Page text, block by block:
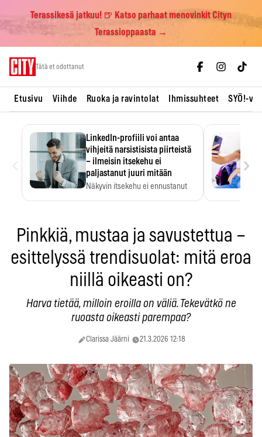
Terassikesä jatkuu! 🍺 Katso parhaat menovinkit Cityn
Terassioppaasta →
Tätä et odottanut
Etusivu Viihde Ruoka ja ravintolat Ihmissuhteet SYÖ!-
LinkedIn-profiili voi antaa
vihjeitä narsistisista piirteistä
– ilmeisin itsekehu ei
paljastanut juuri mitään
Näkyvin itsekehu ei ennustanut
›
Pinkkiä, mustaa ja savustettua –
esittelyssä trendisuolat: mitä eroa
niillä oikeasti on?
Harva tietää, milloin eroilla on väliä. Tekevätkö ne
ruoasta oikeasti parempaa?
Clarissa Jäärni 21.3.2026 12:18